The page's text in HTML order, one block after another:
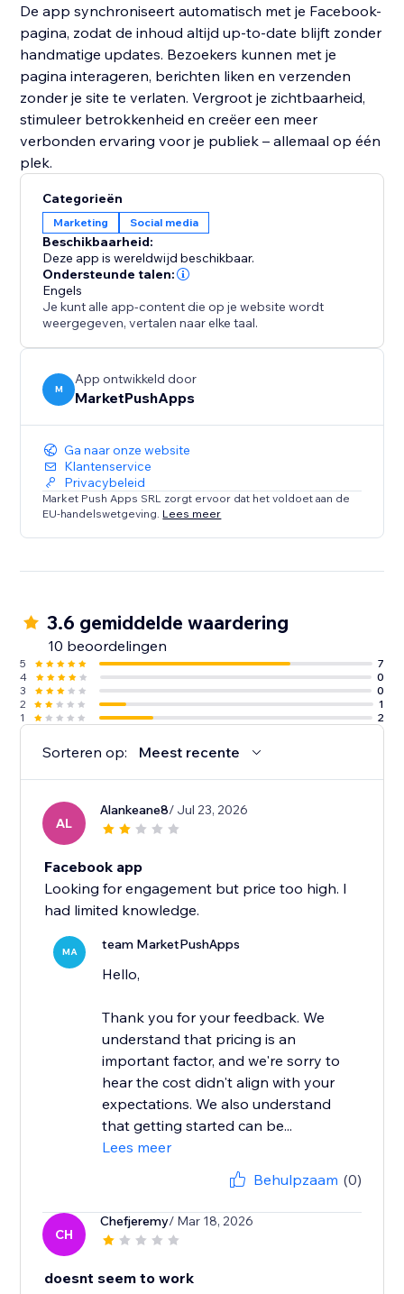
De app synchroniseert automatisch met je Facebook-
pagina, zodat de inhoud altijd up-to-date blijft zonder
handmatige updates. Bezoekers kunnen met je
pagina interageren, berichten liken en verzenden
zonder je site te verlaten. Vergroot je zichtbaarheid,
stimuleer betrokkenheid en creëer een meer
verbonden ervaring voor je publiek – allemaal op één
plek.
Categorieën
Marketing Social media
Beschikbaarheid:
Deze app is wereldwijd beschikbaar.
Ondersteunde talen:
Engels
Je kunt alle app-content die op je website wordt
weergegeven, vertalen naar elke taal.
M
App ontwikkeld door
MarketPushApps
Ga naar onze website
Klantenservice
Privacybeleid
Market Push Apps SRL zorgt ervoor dat het voldoet aan de
EU-handelswetgeving. Lees meer
3.6 gemiddelde waardering
10 beoordelingen
5
7
4
0
3
0
2
1
1
2
Sorteren op: Meest recente
AL
Alankeane8/ Jul 23, 2026
Facebook app
Looking for engagement but price too high. I
had limited knowledge.
MA team MarketPushApps
Hello,
Thank you for your feedback. We
understand that pricing is an
important factor, and we're sorry to
hear the cost didn't align with your
expectations. We also understand
that getting started can be...
Lees meer
Behulpzaam (0)
CH
Chefjeremy/ Mar 18, 2026
doesnt seem to work